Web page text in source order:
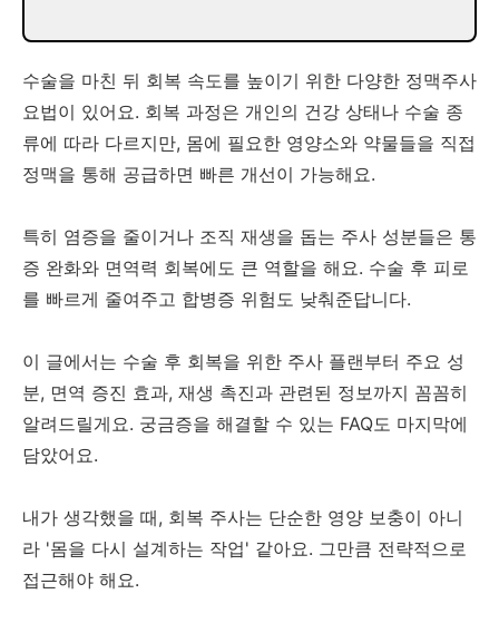
수술을 마친 뒤 회복 속도를 높이기 위한 다양한 정맥주사
요법이 있어요. 회복 과정은 개인의 건강 상태나 수술 종
류에 따라 다르지만, 몸에 필요한 영양소와 약물들을 직접
정맥을 통해 공급하면 빠른 개선이 가능해요.
특히 염증을 줄이거나 조직 재생을 돕는 주사 성분들은 통
증 완화와 면역력 회복에도 큰 역할을 해요. 수술 후 피로
를 빠르게 줄여주고 합병증 위험도 낮춰준답니다.
이 글에서는 수술 후 회복을 위한 주사 플랜부터 주요 성
분, 면역 증진 효과, 재생 촉진과 관련된 정보까지 꼼꼼히
알려드릴게요. 궁금증을 해결할 수 있는 FAQ도 마지막에
담았어요.
내가 생각했을 때, 회복 주사는 단순한 영양 보충이 아니
라 '몸을 다시 설계하는 작업' 같아요. 그만큼 전략적으로
접근해야 해요.